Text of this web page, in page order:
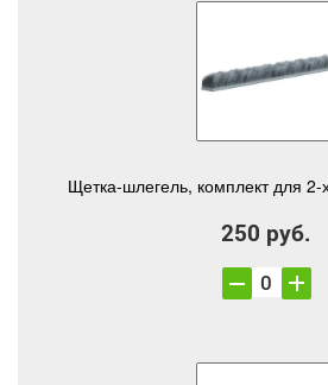
Щетка-шлегель, комплект для
250 руб.